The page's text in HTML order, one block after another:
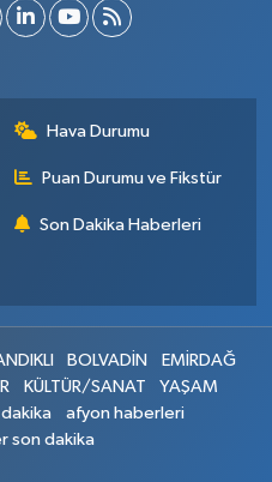
Hava Durumu
Puan Durumu ve Fikstür
Son Dakika Haberleri
BOLVADİN
EMİRDAĞ
KÜLTÜR/SANAT
YAŞAM
afyon haberleri
son dakika